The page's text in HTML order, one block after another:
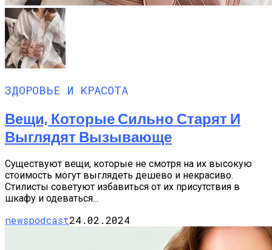
ЗДОРОВЬЕ И КРАСОТА
Вещи, Которые Сильно Старят И
Выглядят Вызывающе
Существуют вещи, которые не смотря на их высокую
стоимость могут выглядеть дешево и некрасиво.
Стилисты советуют избавиться от их присутствия в
шкафу и одеваться...
newspodcast24.02.2024